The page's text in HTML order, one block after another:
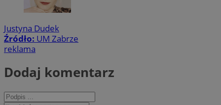
Justyna Dudek
Źródło: UM Zabrze
reklama
Dodaj komentarz